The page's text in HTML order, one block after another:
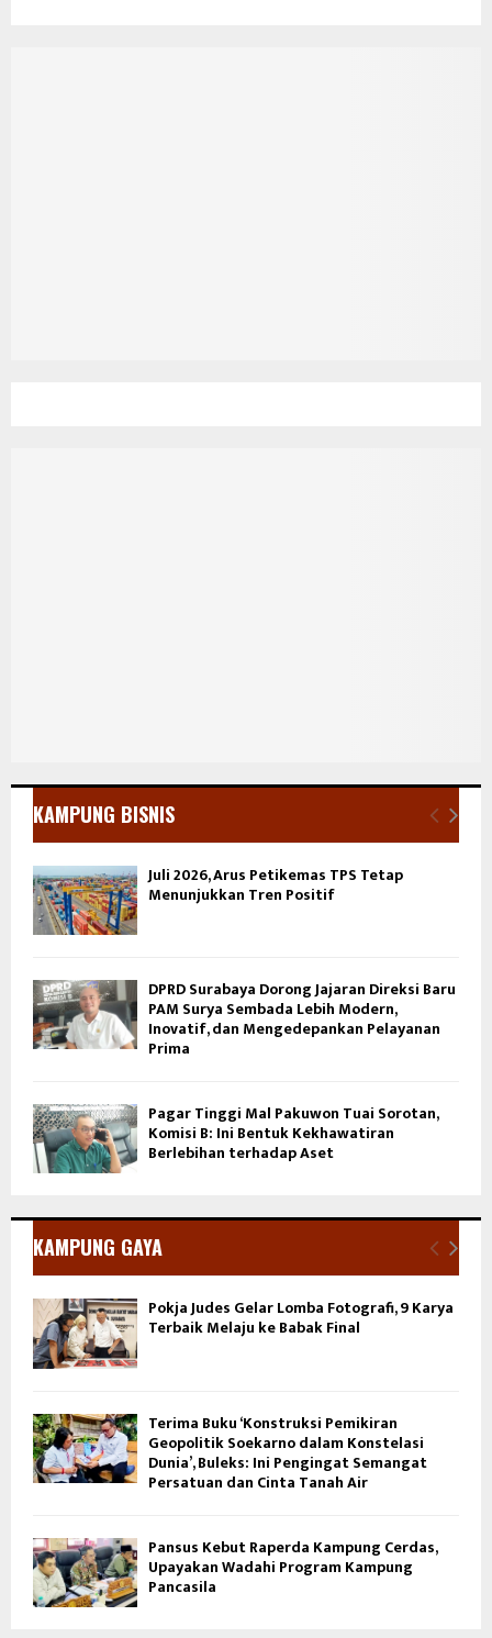
KAMPUNG BISNIS
Juli 2026, Arus Petikemas TPS Tetap
Menunjukkan Tren Positif
DPRD Surabaya Dorong Jajaran Direksi Baru
PAM Surya Sembada Lebih Modern,
Inovatif, dan Mengedepankan Pelayanan
Prima
Pagar Tinggi Mal Pakuwon Tuai Sorotan,
Komisi B: Ini Bentuk Kekhawatiran
Berlebihan terhadap Aset
KAMPUNG GAYA
Pokja Judes Gelar Lomba Fotografi, 9 Karya
Terbaik Melaju ke Babak Final
Terima Buku ‘Konstruksi Pemikiran
Geopolitik Soekarno dalam Konstelasi
Dunia’, Buleks: Ini Pengingat Semangat
Persatuan dan Cinta Tanah Air
Pansus Kebut Raperda Kampung Cerdas,
Upayakan Wadahi Program Kampung
Pancasila